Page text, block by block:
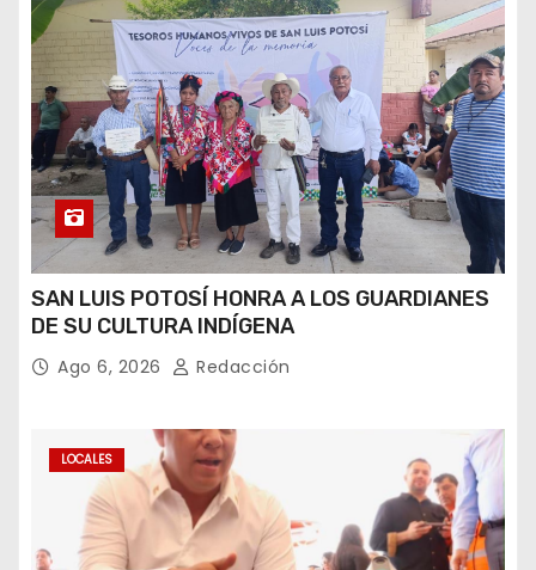
SAN LUIS POTOSÍ HONRA A LOS GUARDIANES
DE SU CULTURA INDÍGENA
Ago 6, 2026 Redacción
LOCALES